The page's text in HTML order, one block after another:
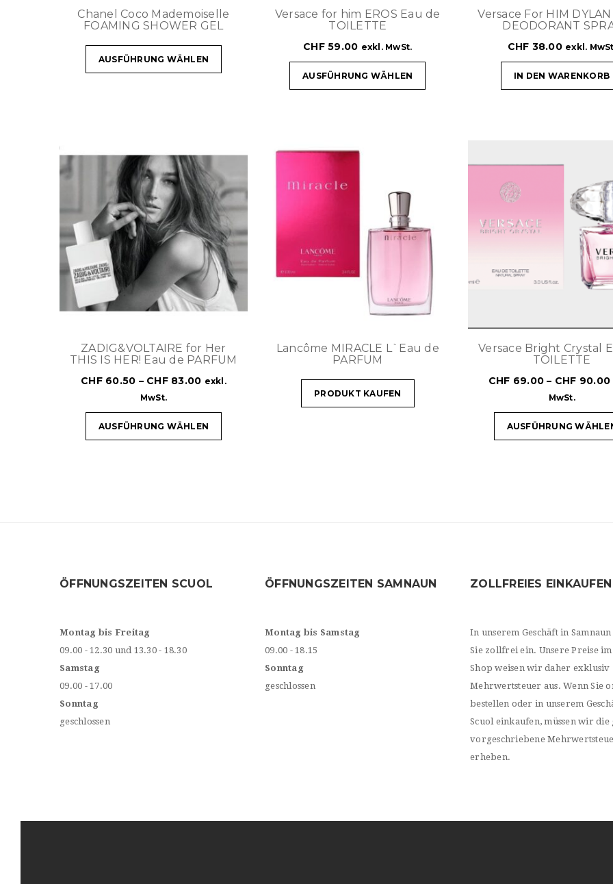
Chanel Coco Mademoiselle
FOAMING SHOWER GEL
AUSFÜHRUNG WÄHLEN
Versace for him EROS Eau de
TOILETTE
CHF59.00 exkl. MwSt.
AUSFÜHRUNG WÄHLEN
Versace For HIM
DEODORANT
CHF 38.00 exkl.
IN DEN WARENKORB
ZADIG&VOLTAIRE for Her
THIS IS HER! Eau de PARFUM
CHF60.50 – CHF83.00 exkl.
MwSt.
AUSFÜHRUNG WÄHLEN
Lancôme MIRACLE L`Eau de
PARFUM
PRODUKT KAUFEN
Versace Bright Crystal
TOILETTE
CHF 69.00 – CHF 90.00
MwSt.
AUSFÜHRUNG
ÖFFNUNGSZEITEN SCUOL
Montag bis Freitag
09.00 - 12.30 und 13.30 - 18.30
Samstag
09.00 - 17.00
Sonntag
geschlossen
ÖFFNUNGSZEITEN SAMNAUN
Montag bis Samstag
09.00 - 18.15
Sonntag
geschlossen
ZOLLFREIES EINKAUFEN
In unserem Geschäft in
Sie zollfrei ein. Unsere Preise
Shop weisen wir daher exklusiv
Mehrwertsteuer aus. Wenn Sie
bestellen oder in unserem
Scuol einkaufen, müssen wir die
vorgeschriebene
erheben.